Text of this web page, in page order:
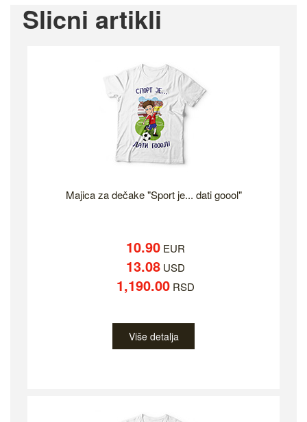
Slicni artikli
Majica za dečake "Sport je... dati goool"
10.90EUR
13.08USD
1,190.00RSD
Više detalja